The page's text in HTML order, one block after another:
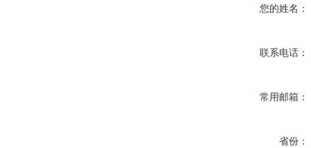
您的姓名：
联系电话：
常用邮箱：
省份：